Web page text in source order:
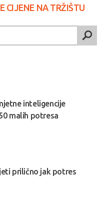
CIJENE NA TRŽIŠTU
inteligencije
malih potresa
prilično jak potres